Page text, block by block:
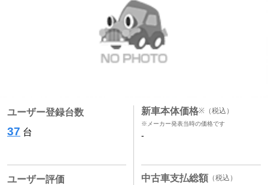
ユーザー登録台数
37 台
ユーザー評価
新車本体価格※ （税込）
※メーカー発表当時の価格です
-
中古車支払総額 （税込）